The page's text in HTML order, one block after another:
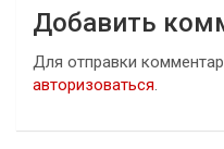
Добавить
Для отправки
авторизоваться.